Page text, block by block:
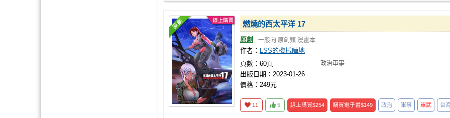
燃燒的西太平洋 17
原創 一般向 原創類 漫畫本
作者： LSS的機械陣地
頁數：60頁
出版日期：2023-01-26
價格：249元
政治軍事
11 5 線上購買$254 購買電子書$149 政治 軍事 軍武 台